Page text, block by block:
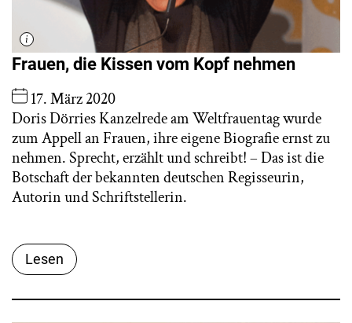
Frauen, die Kissen vom Kopf nehmen
17. März 2020
Doris Dörries Kanzelrede am Weltfrauentag wurde
zum Appell an Frauen, ihre eigene Biografie ernst zu
nehmen. Sprecht, erzählt und schreibt! – Das ist die
Botschaft der bekannten deutschen Regisseurin,
Autorin und Schriftstellerin.
Lesen